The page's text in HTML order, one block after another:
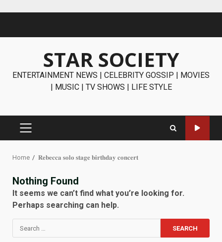
STAR SOCIETY
ENTERTAINMENT NEWS | CELEBRITY GOSSIP | MOVIES
| MUSIC | TV SHOWS | LIFE STYLE
PRIMARY
Home 𝐑𝐞𝐛𝐞𝐜𝐜𝐚 𝐬𝐨𝐥𝐨 𝐬𝐭𝐚𝐠𝐞 𝐛𝐢𝐫𝐭𝐡𝐝𝐚𝐲 𝐜𝐨𝐧𝐜𝐞𝐫𝐭
Nothing Found
It seems we can’t find what you’re looking for.
Perhaps searching can help.
Search
for: